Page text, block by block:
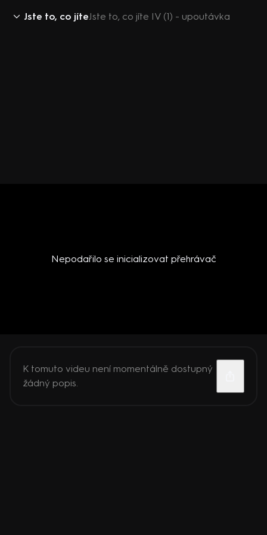
Jste to, co jíteJste to, co jíte IV (1) - upoutávka
Nepodařilo se inicializovat přehrávač
K tomuto videu není momentálně dostupný
žádný popis.